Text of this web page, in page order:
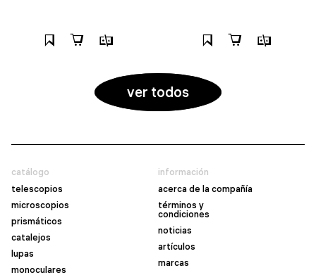
ver todos
catálogo
telescopios
microscopios
prismáticos
catalejos
lupas
monoculares
información
acerca de la compañía
términos y
condiciones
noticias
artículos
marcas